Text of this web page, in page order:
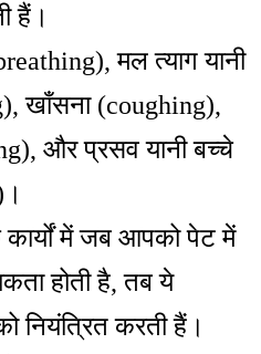
हैं।
मल त्याग यानी
खाँसना (coughing),
और प्रसव यानी बच्चे
में जब आपको पेट में
होती है, तब ये
नियंत्रित करती हैं।